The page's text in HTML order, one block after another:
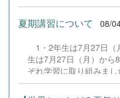
は、本校の部員たちも
を存分に発揮し、堂々と
全国の舞台において、一
の全国大会出場にあた
だきました企業の皆様
ご声援を寄せてくださ
し上げます。皆様から
夏期講習について 08/
1・2年生は7月27日（
生は7月27日（月）から
ぞれ学習に取り組みま
し、これまでの学習内
けた学習などに真剣に取